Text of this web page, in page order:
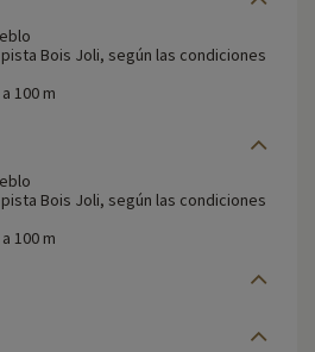
Bois Joli, según las condiciones
100 m
Bois Joli, según las condiciones
100 m